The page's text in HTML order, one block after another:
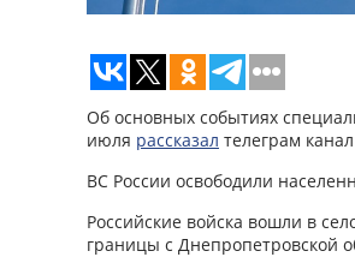
Об основных событиях
июля рассказал телеграм
ВС России освободили
Российские войска вошли в
границы с Днепропетровской